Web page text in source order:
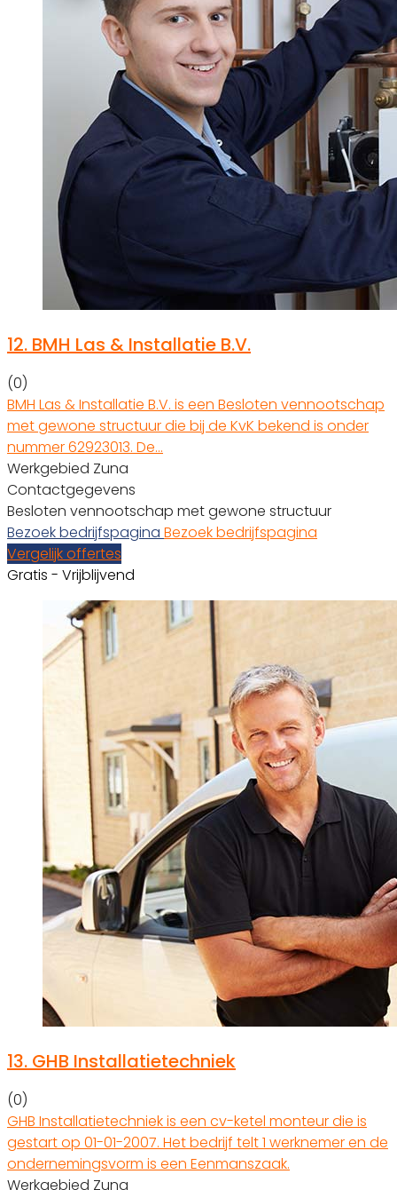
12. BMH Las & Installatie B.V.
(0)
BMH Las & Installatie B.V. is een Besloten vennootschap
met gewone structuur die bij de KvK bekend is onder
nummer 62923013. De…
Werkgebied Zuna
Contactgegevens
Besloten vennootschap met gewone structuur
Bezoek bedrijfspagina Bezoek bedrijfspagina
Vergelijk offertes
Gratis - Vrijblijvend
13. GHB Installatietechniek
(0)
GHB Installatietechniek is een cv-ketel monteur die is
gestart op 01-01-2007. Het bedrijf telt 1 werknemer en de
ondernemingsvorm is een Eenmanszaak.
Werkgebied Zuna